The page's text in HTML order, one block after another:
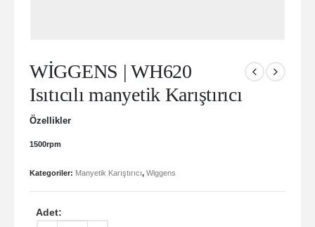
WİGGENS | WH620
Isıtıcılı manyetik Karıştırıcı
Özellikler
1500rpm
Kategoriler: Manyetik Karıştırıcı, Wiggens
Adet: